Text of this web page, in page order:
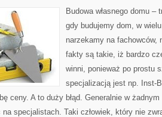
Budowa własnego domu –
gdy budujemy dom, w
narzekamy na fachowców,
fakty są takie, iż bardzo
winni, ponieważ po prostu
specjalizacją jest np. Inst-
ceny. A to duży błąd. Generalnie w
na specjalistach. Taki człowiek, który nie